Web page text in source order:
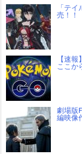
「テ
売！！
【速
ここか
劇場版
編映像